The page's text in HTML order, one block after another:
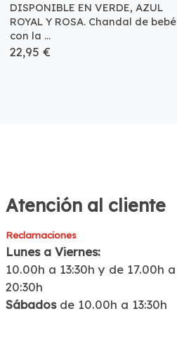
DISPONIBLE EN VERDE, AZUL
ROYAL Y ROSA. Chandal de bebé
con la ...
22,95 €
Atención al cliente
Reclamaciones
Lunes a Viernes:
10.00h a 13:30h y de 17.00h a
20:30h
Sábados de 10.00h a 13:30h